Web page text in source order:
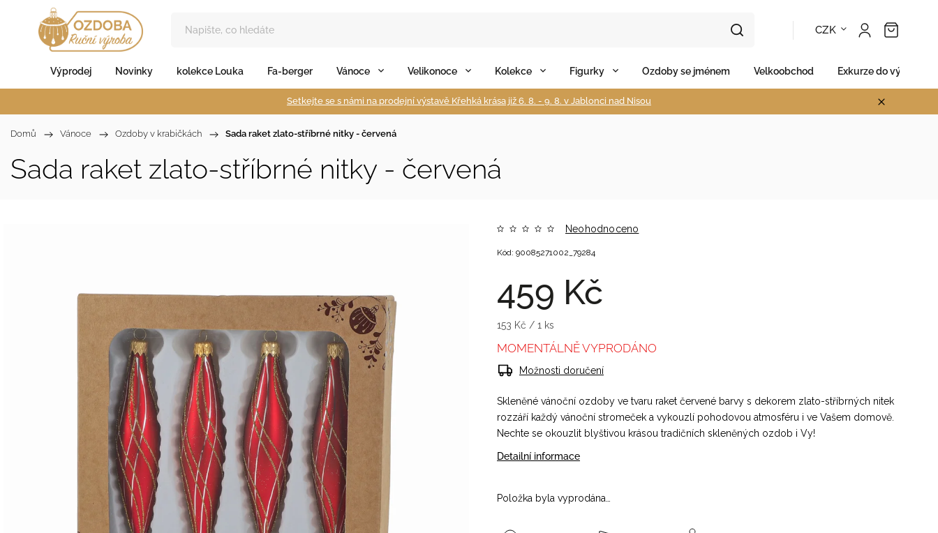
CZK
Výprodej Novinky kolekce Louka Fa-berger Vánoce Velikonoce Kolekce Figurky Ozdoby se jménem Velkoobchod Exkurze do výroby
Setkejte se s námi na prodejní výstavě Křehká krása již 6. 8. - 9. 8. v Jablonci nad Nisou
Domů / Vánoce / Ozdoby v krabičkách / Sada raket zlato-stříbrné nitky - červená
Sada raket zlato-stříbrné nitky - červená
Neohodnoceno
459 Kč
153 Kč / 1 ks
Kód: 90085271002_79284
Skleněné vánoční ozdoby ve tvaru raket červené barvy s dekorem zlato-stříbrných nitek
rozzáří každý vánoční stromeček a vykouzlí pohodovou atmosféru i ve Vašem domově.
Nechte se okouzlit blyštivou krásou tradičních skleněných ozdob i Vy!
Detailní informace
Položka byla vyprodána…
MOMENTÁLNĚ VYPRODÁNO
Možnosti doručení